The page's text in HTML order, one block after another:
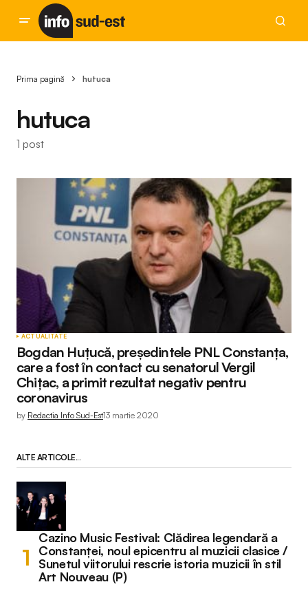
Prima pagină hutuca
hutuca
1 post
ACTUALITATE
Bogdan Huțucă, președintele PNL Constanța,
care a fost în contact cu senatorul Vergil
Chițac, a primit rezultat negativ pentru
coronavirus
by Redactia Info Sud-Est13 martie 2020
ALTE ARTICOLE...
Cazino Music Festival: Clădirea legendară a
Constanței, noul epicentru al muzicii clasice /
Sunetul viitorului rescrie istoria muzicii în stil
Art Nouveau (P)